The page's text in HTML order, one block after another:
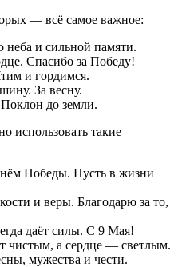
— всё самое важное:
и сильной памяти.
Спасибо за Победу!
и гордимся.
За весну.
до земли.
использовать такие
Победы. Пусть в жизни
и веры. Благодарю за то,
даёт силы. С 9 Мая!
чистым, а сердце — светлым.
мужества и чести.